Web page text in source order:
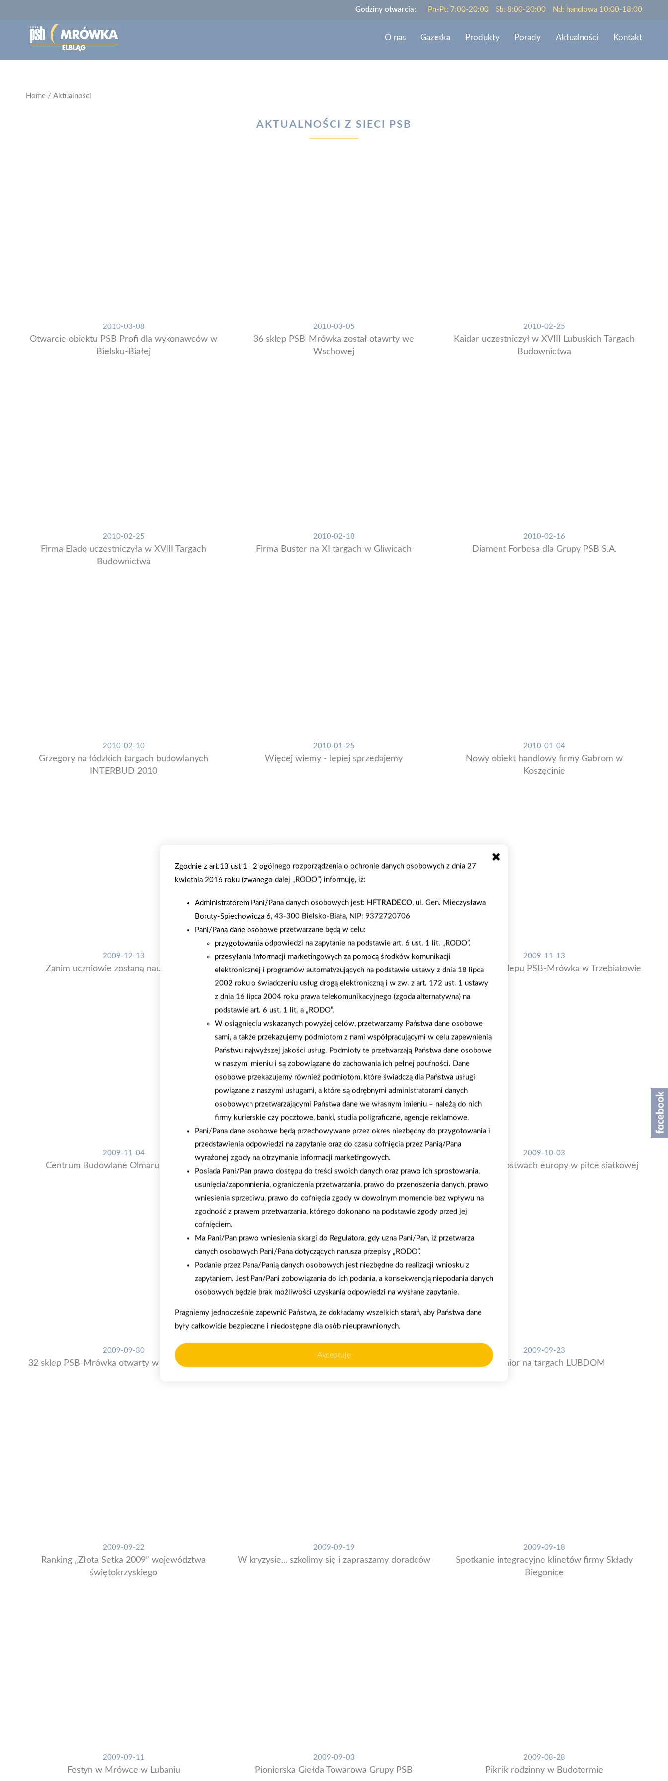
Godziny otwarcia: Pn-Pt: 7:00-20:00 Sb: 8:00-20:00 Nd: handlowa 10:00-18:00
O nas Gazetka Produkty Porady Aktualności Kontakt
Home / Aktualności
AKTUALNOŚCI Z SIECI PSB
2010-03-08
Otwarcie obiektu PSB Profi dla wykonawców w
Bielsku-Białej
2010-03-05
36 sklep PSB-Mrówka został otawrty we
Wschowej
2010-02-25
Kaidar uczestniczył w XVIII Lubuskich Targach
Budownictwa
2010-02-25
Firma Elado uczestniczyła w XVIII Targach
Budownictwa
2010-02-18
Firma Buster na XI targach w Gliwicach
2010-02-16
Diament Forbesa dla Grupy PSB S.A.
2010-02-10
Grzegory na łódzkich targach budowlanych
INTERBUD 2010
2010-01-25
Więcej wiemy - lepiej sprzedajemy
2010-01-04
Nowy obiekt handlowy firmy Gabrom w
Koszęcinie
2009-12-13
Zanim uczniowie zostaną nauczycielami
2009-12-04
Kolejny sklep PSB-Mrówka w Warce
2009-11-13
Otwarcie 34 sklepu PSB-Mrówka w Trzebiatowie
2009-11-04
Centrum Budowlane Olmaru w Trzebini
2009-10-16
33 PSB-Mrówka otwarta w Goleniowie
2009-10-03
PSB na mistrzostwach europy w piłce siatkowej
2009-09-30
32 sklep PSB-Mrówka otwarty w Górze Kalwarii
2009-09-25 2009-09-23
PT Junior na targach LUBDOM
2009-09-22
Ranking „Złota Setka 2009” województwa
świętokrzyskiego
2009-09-19
W kryzysie... szkolimy się i zapraszamy doradców
2009-09-18
Spotkanie integracyjne klinetów firmy Składy
Biegonice
2009-09-11
Festyn w Mrówce w Lubaniu
2009-09-03
Pionierska Giełda Towarowa Grupy PSB
2009-08-28
Piknik rodzinny w Budotermie
Zgodnie z art.13 ust 1 i 2 ogólnego rozporządzenia o ochronie danych osobowych z dnia 27
kwietnia 2016 roku (zwanego dalej „RODO”) informuję, iż:
Administratorem Pani/Pana danych osobowych jest: HFTRADECO, ul. Gen. Mieczysława
Boruty-Spiechowicza 6, 43-300 Bielsko-Biała, NIP: 9372720706
Pani/Pana dane osobowe przetwarzane będą w celu:
przygotowania odpowiedzi na zapytanie na podstawie art. 6 ust. 1 lit. „RODO”.
przesyłania informacji marketingowych za pomocą środków komunikacji
elektronicznej i programów automatyzujących na podstawie ustawy z dnia 18 lipca
2002 roku o świadczeniu usług drogą elektroniczną i w zw. z art. 172 ust. 1 ustawy
z dnia 16 lipca 2004 roku prawa telekomunikacyjnego (zgoda alternatywna) na
podstawie art. 6 ust. 1 lit. a „RODO”.
W osiągnięciu wskazanych powyżej celów, przetwarzamy Państwa dane osobowe
sami, a także przekazujemy podmiotom z nami współpracującymi w celu zapewnienia
Państwu najwyższej jakości usług. Podmioty te przetwarzają Państwa dane osobowe
w naszym imieniu i są zobowiązane do zachowania ich pełnej poufności. Dane
osobowe przekazujemy również podmiotom, które świadczą dla Państwa usługi
powiązane z naszymi usługami, a które są odrębnymi administratorami danych
osobowych przetwarzającymi Państwa dane we własnym imieniu – należą do nich
firmy kurierskie czy pocztowe, banki, studia poligraficzne, agencje reklamowe.
Pani/Pana dane osobowe będą przechowywane przez okres niezbędny do przygotowania i
przedstawienia odpowiedzi na zapytanie oraz do czasu cofnięcia przez Panią/Pana
wyrażonej zgody na otrzymanie informacji marketingowych.
Posiada Pani/Pan prawo dostępu do treści swoich danych oraz prawo ich sprostowania,
usunięcia/zapomnienia, ograniczenia przetwarzania, prawo do przenoszenia danych, prawo
wniesienia sprzeciwu, prawo do cofnięcia zgody w dowolnym momencie bez wpływu na
zgodność z prawem przetwarzania, którego dokonano na podstawie zgody przed jej
cofnięciem.
Ma Pani/Pan prawo wniesienia skargi do Regulatora, gdy uzna Pani/Pan, iż przetwarza
danych osobowych Pani/Pana dotyczących narusza przepisy „RODO”.
Podanie przez Pana/Panią danych osobowych jest niezbędne do realizacji wniosku z
zapytaniem. Jest Pan/Pani zobowiązania do ich podania, a konsekwencją niepodania danych
osobowych będzie brak możliwości uzyskania odpowiedzi na wysłane zapytanie.
Pragniemy jednocześnie zapewnić Państwa, że dokładamy wszelkich starań, aby Państwa dane
były całkowicie bezpieczne i niedostępne dla osób nieuprawnionych.
Akceptuję